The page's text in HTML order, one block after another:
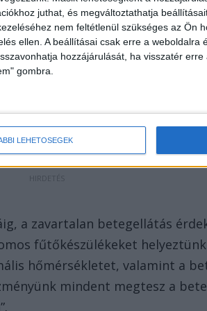
juthat, és megváltoztathatja
nem feltétlenül szükséges az Ön
ellen. A beállításai csak erre a weboldalra
hozzájárulását, ha visszatér
gombra.
LEHETŐSÉGEK
hőszivattyú miatt átmeneti
érinti. A hiba elhárítása
is azon dolgoznak, hogy a fűtési
– írta a24.humegkeresésére az
a zavartalan betegellátás
fűtőkészülékeket
hőmérsékletet, valamint a
mindent megtesz a